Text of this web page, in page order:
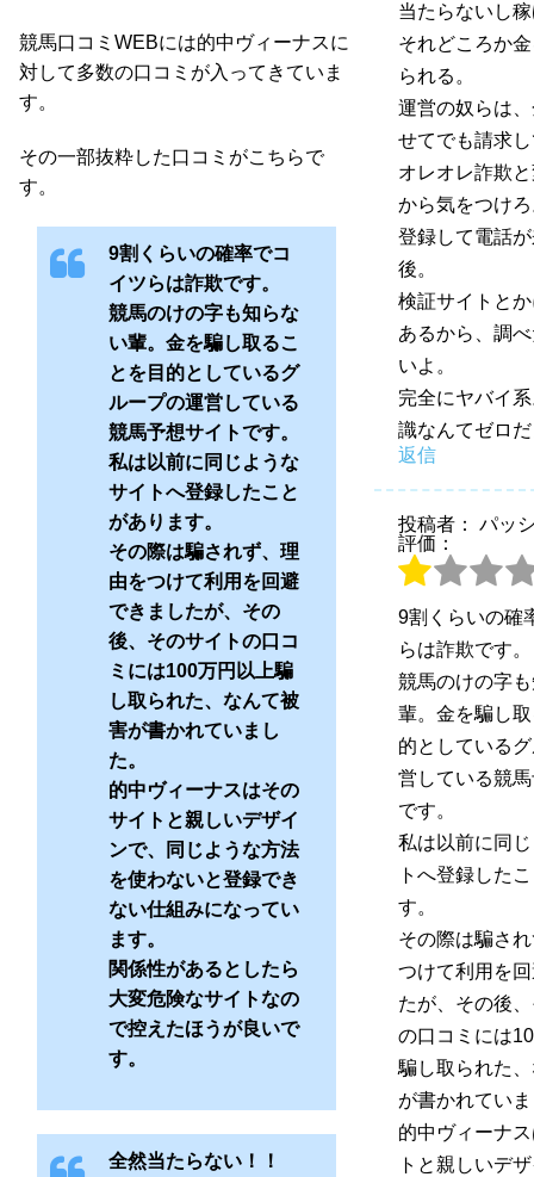
競馬口コミWEBには的中ヴィーナスに
対して多数の口コミが入ってきていま
す。
その一部抜粋した口コミがこちらで
す。
9割くらいの確率でコ
イツらは詐欺です。
競馬のけの字も知らな
い輩。金を騙し取るこ
とを目的としているグ
ループの運営している
競馬予想サイトです。
私は以前に同じような
サイトへ登録したこと
があります。
その際は騙されず、理
由をつけて利用を回避
できましたが、その
後、そのサイトの口コ
ミには100万円以上騙
し取られた、なんて被
害が書かれていまし
た。
的中ヴィーナスはその
サイトと親しいデザイ
ンで、同じような方法
を使わないと登録でき
ない仕組みになってい
ます。
関係性があるとしたら
大変危険なサイトなの
で控えたほうが良いで
す。
全然当たらない！！
当たらないし
それどころか
られる。
運営の奴らは
せてでも請求
オレオレ詐欺
から気をつけ
登録して電話
後。
検証サイトと
あるから、調
いよ。
完全にヤバイ
識なんてゼロ
返信
投稿者： パッ
評価：
9割くらいの確
らは詐欺です。
競馬のけの字
輩。金を騙し
的としている
営している競
です。
私は以前に同
トへ登録した
す。
その際は騙さ
つけて利用を
たが、その後
の口コミには
騙し取られた
が書かれてい
的中ヴィーナ
トと親しいデ